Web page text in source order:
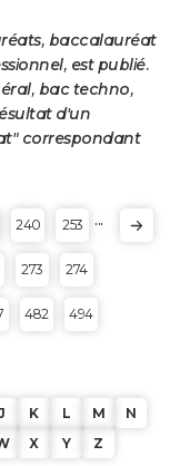
baccalauréat
est publié.
bac techno,
d'un
correspondant
240 253 ...
273 274
482 494
K L M
N
X Y Z